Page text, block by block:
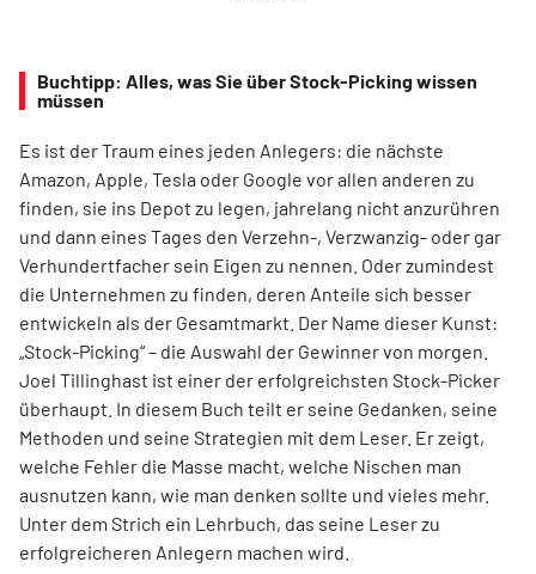
Buchtipp: Alles, was Sie über Stock-Picking wissen
müssen
Es ist der Traum eines jeden Anlegers: die nächste
Amazon, Apple, Tesla oder Google vor allen anderen zu
finden, sie ins Depot zu legen, jahrelang nicht anzurühren
und dann eines Tages den Verzehn-, Verzwanzig- oder gar
Verhundertfacher sein Eigen zu nennen. Oder zumindest
die Unternehmen zu finden, deren Anteile sich besser
entwickeln als der Gesamtmarkt. Der Name dieser Kunst:
„Stock-Picking“ – die Auswahl der Gewinner von morgen.
Joel Tillinghast ist einer der erfolgreichsten Stock-Picker
überhaupt. In diesem Buch teilt er seine Gedanken, seine
Methoden und seine Strategien mit dem Leser. Er zeigt,
welche Fehler die Masse macht, welche Nischen man
ausnutzen kann, wie man denken sollte und vieles mehr.
Unter dem Strich ein Lehrbuch, das seine Leser zu
erfolgreicheren Anlegern machen wird.